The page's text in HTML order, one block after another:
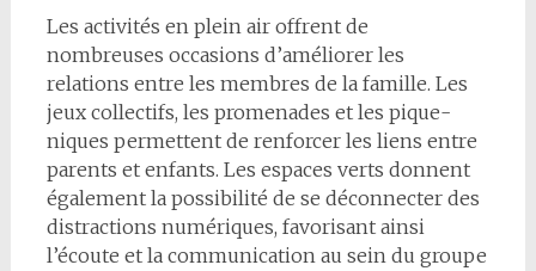
Les activités en plein air offrent de
nombreuses occasions d’améliorer les
relations entre les membres de la famille. Les
jeux collectifs, les promenades et les pique-
niques permettent de renforcer les liens entre
parents et enfants. Les espaces verts donnent
également la possibilité de se déconnecter des
distractions numériques, favorisant ainsi
l’écoute et la communication au sein du groupe